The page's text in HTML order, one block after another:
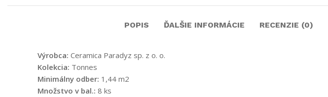
POPIS ĎALŠIE INFORMÁCIE RECENZIE (0)
Výrobca: Ceramica Paradyz sp. z o. o.
Kolekcia: Tonnes
Minimálny odber: 1,44 m2
Množstvo v bal.: 8 ks